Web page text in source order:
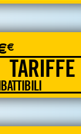
€
TARIFFE